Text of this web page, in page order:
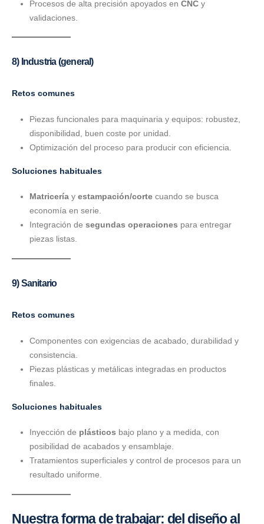
Procesos de alta precisión apoyados en CNCy
validaciones.
8) Industria (general)
Retos comunes
Piezas funcionales para maquinaria y equipos: robustez,
disponibilidad, buen coste por unidad.
Optimización del proceso para producir con eficiencia.
Soluciones habituales
Matriceríay estampación/cortecuando se busca
economía en serie.
Integración de segundas operaciones para entregar
piezas listas.
9) Sanitario
Retos comunes
Componentes con exigencias de acabado, durabilidad y
consistencia.
Piezas plásticas y metálicas integradas en productos
finales.
Soluciones habituales
Inyección de plásticos bajo plano y a medida, con
posibilidad de acabados y ensamblaje.
Tratamientos superficiales y control de procesos para un
resultado uniforme.
Nuestra forma de trabajar: del diseño al